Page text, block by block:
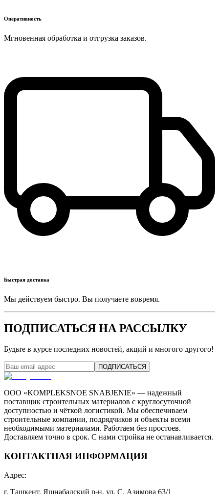
Оперативность
Мгновенная обработка и отгрузка заказов.
Быстрая доставка
Мы действуем быстро. Вы получаете вовремя.
ПОДПИСАТЬСЯ НА РАССЫЛКУ
Будьте в курсе последних новостей, акций и многого другого!
ПОДПИСАТЬСЯ
ООО «KOMPLEKSNOE SNABJENIE» — надежный
поставщик строительных материалов с круглосуточной
доступностью и чёткой логистикой. Мы обеспечиваем
строительные компании, подрядчиков и объекты всеми
необходимыми материалами. Работаем без простоев.
Доставляем точно в срок. С нами стройка не останавливается.
КОНТАКТНАЯ ИНФОРМАЦИЯ
Адрес:
г. Ташкент, Яшнабадский р-н, ул. С. Азимова 63/1